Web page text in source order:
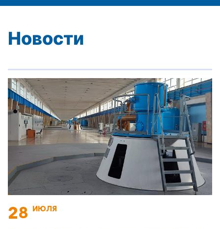
Новости
28 ИЮЛЯ